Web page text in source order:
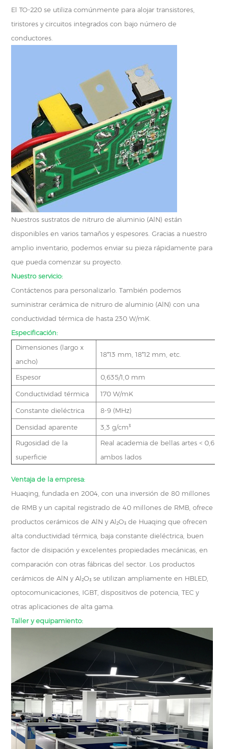
El TO-220 se utiliza comúnmente para alojar transistores,
tiristores y circuitos integrados con bajo número de
conductores.
Nuestros sustratos de nitruro de aluminio (AlN) están
disponibles en varios tamaños y espesores. Gracias a nuestro
amplio inventario, podemos enviar su pieza rápidamente para
que pueda comenzar su proyecto.
Nuestro servicio:
Contáctenos para personalizarlo. También podemos
suministrar cerámica de nitruro de aluminio (AlN) con una
conductividad térmica de hasta 230 W/mK.
Especificación:
Dimensiones (largo x
ancho)
18*13 mm, 18*12 mm, etc.
Espesor 0,635/1,0 mm
Conductividad térmica 170 W/mK
Constante dieléctrica 8-9 (MHz)
Densidad aparente
3,3 g/cm³
Rugosidad de la
superficie
Real academia de bellas artes < 0,6
ambos lados
Ventaja de la empresa:
Huaqing, fundada en 2004, con una inversión de 80 millones
de RMB y un capital registrado de 40 millones de RMB, ofrece
productos cerámicos de AlN y Al₂O₃ de Huaqing que ofrecen
alta conductividad térmica, baja constante dieléctrica, buen
factor de disipación y excelentes propiedades mecánicas, en
comparación con otras fábricas del sector. Los productos
cerámicos de AlN y Al₂O₃ se utilizan ampliamente en HBLED,
optocomunicaciones, IGBT, dispositivos de potencia, TEC y
otras aplicaciones de alta gama.
Taller y equipamiento: